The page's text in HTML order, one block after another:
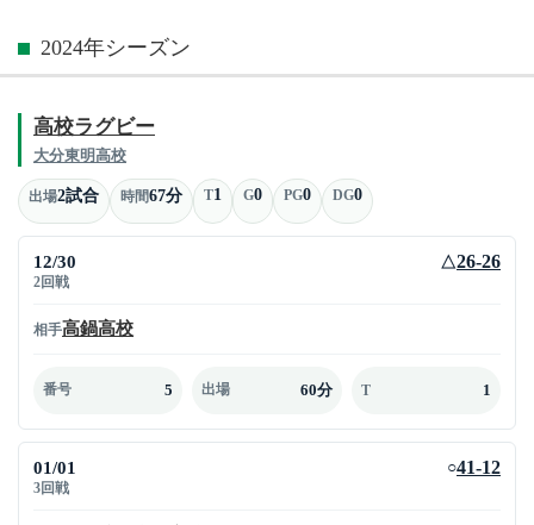
2024年シーズン
高校ラグビー
大分東明高校
出場2試合 時間67分 T1 G0 PG0 DG0
12/30
2回戦
△26-26
相手高鍋高校
番号 5 出場 60分 T 1
01/01
3回戦
○41-12